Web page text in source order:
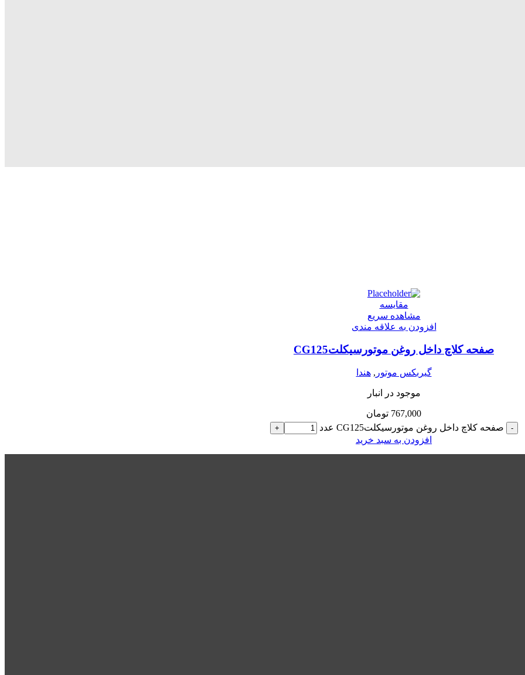
مقایسه
مشاهده سریع
افزودن به علاقه مندی
صفحه کلاچ داخل روغن موتورسیکلتCG125
گیربکس موتور , هندا
موجود در انبار
767,000 تومان
- صفحه کلاچ داخل روغن موتورسیکلتCG125 عدد +
افزودن به سبد خرید